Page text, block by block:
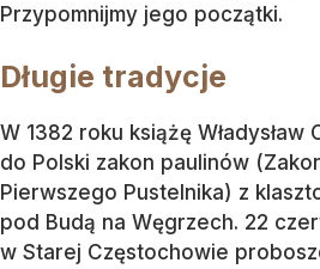
Przypomnijmy jego początki.
Długie tradycje
W 1382 roku książę Władysław
do Polski zakon paulinów
Pierwszego Pustelnika) z
pod Budą na Węgrzech. 22
w Starej Częstochowie